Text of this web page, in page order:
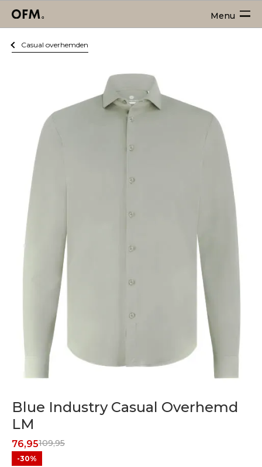
Menu
Casual overhemden
Blue Industry Casual Overhemd
LM
109,95
76,95
-30%